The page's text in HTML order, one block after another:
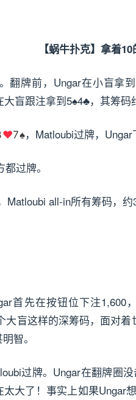
翻牌前，Ungar在小盲拿到
盲跟注拿到5♠4♣，其筹码
♥7♠，Matloubi过牌，
都过牌。
Matloubi all-in所有筹码，约
首先在按钮位下注1,600
大盲这样的深筹码，面对
智。
过牌。Ungar在翻牌圈
大了！事实上如果Ungar